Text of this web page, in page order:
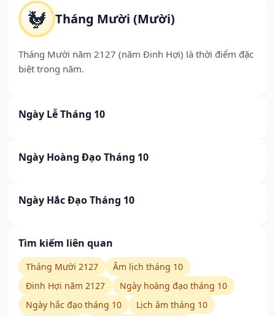
🐓 Tháng Mười (Mười)
Tháng Mười năm 2127 (năm Đinh Hợi) là thời điểm đặc
biệt trong năm.
Ngày Lễ Tháng 10
Ngày Hoàng Đạo Tháng 10
Ngày Hắc Đạo Tháng 10
Tìm kiếm liên quan
Tháng Mười 2127
Âm lịch tháng 10
Đinh Hợi năm 2127
Ngày hoàng đạo tháng 10
Ngày hắc đạo tháng 10
Lịch âm tháng 10